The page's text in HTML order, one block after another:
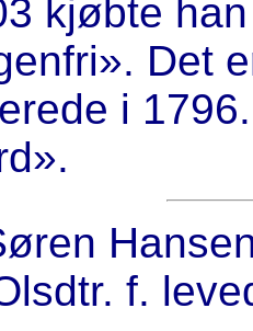
kjøbte
Det
i
f.